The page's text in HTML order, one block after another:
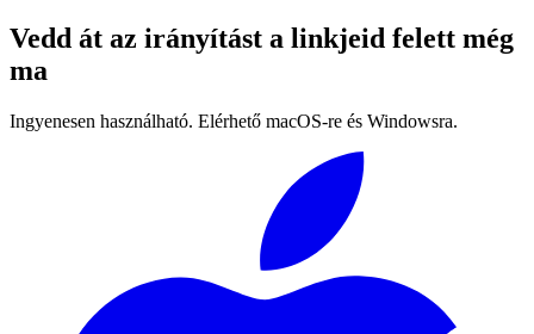
Vedd át az irányítást a linkjeid felett még
ma
Ingyenesen használható. Elérhető macOS-re és Windowsra.